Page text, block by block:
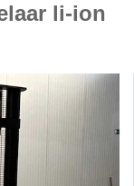
li-ion